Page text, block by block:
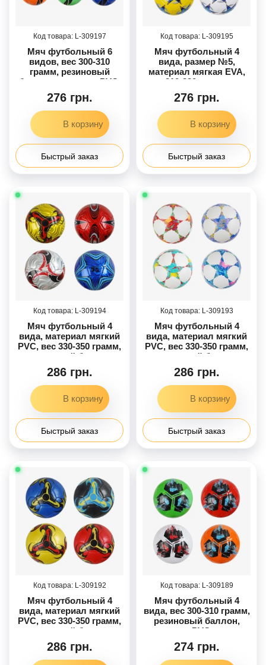
309197
Мяч футбольный 6
видов, вес 300-310
грамм, резиновый
баллон, материал PVC,
размер №5, МИКС /80/
276 грн.
Быстрый заказ
309195
Мяч футбольный 4
вида, размер №5,
материал мягкая EVA,
310-330 грамм,
резиновый баллон,
МИКС ВИДОВ /80/
276 грн.
Быстрый заказ
309194
Мяч футбольный 4
вида, материал мягкий
PVC, вес 330-350 грамм,
резиновый баллон,
размер №5, МИКС
ВИДОВ /80/
286 грн.
Быстрый заказ
309193
Мяч футбольный 4
вида, материал мягкий
PVC, вес 330-350 грамм,
резиновый баллон,
размер №5, МИКС
ВИДОВ /80/
286 грн.
Быстрый заказ
309192
Мяч футбольный 4
вида, материал мягкий
PVC, вес 330-350 грамм,
резиновый баллон,
размер №5, МИКС
ВИДОВ /80/
286 грн.
309189
Мяч футбольный 4
вида, вес 300-310 грамм,
резиновый баллон,
материал PVC, размер
№5, МИКС /80/
274 грн.